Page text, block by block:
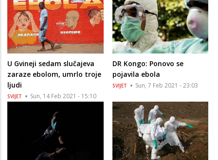
U Gvineji sedam slučajeva
zaraze ebolom, umrlo troje
ljudi
SVIJET Sun, 14 Feb 2021 - 15:10
DR Kongo: Ponovo se
pojavila ebola
SVIJET Sun, 7 Feb 2021 - 23:03